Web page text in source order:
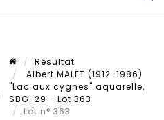
Résultat
Albert MALET (1912-1986)
"Lac aux cygnes" aquarelle,
SBG. 29 - Lot 363
Lot n° 363